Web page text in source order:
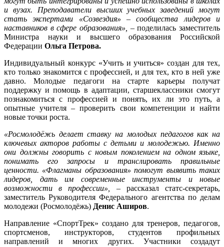
и вузах. Преподаватели высших учебных заведений могут
стать экспертами «Созвездия» – сообщества лидеров и
наставников в сфере образования», – поделилась заместитель
Министра науки и высшего образования Российской
Федерации Ольга Петрова.
Индивидуальный конкурс «Учить и учиться» создан для тех,
кто только знакомится с профессией, и для тех, кто в ней уже
давно. Молодые педагоги на старте карьеры получат
поддержку и помощь в адаптации, старшеклассники смогут
познакомиться с профессией и понять, их ли это путь, а
опытные учителя – проверить свои компетенции и найти
новые точки роста.
«Росмолодёжь делает ставку на молодых педагогов как на
ключевых акторов работы с детьми и молодежью. Именно
они должны говорить с новым поколением на одном языке,
понимать его запросы и транслировать правильные
ценности. «Флагманы образования» помогут выявить таких
лидеров, дать им современные инструменты и новые
возможности в профессии»,
– рассказал статс-секретарь,
заместитель Руководителя Федерального агентства по делам
молодежи (Росмолодёжь) Денис Аширов.
Направление «СпортТрек» создано для тренеров, педагогов,
спортсменов, инструкторов, студентов профильных
направлений и многих других. Участники создадут